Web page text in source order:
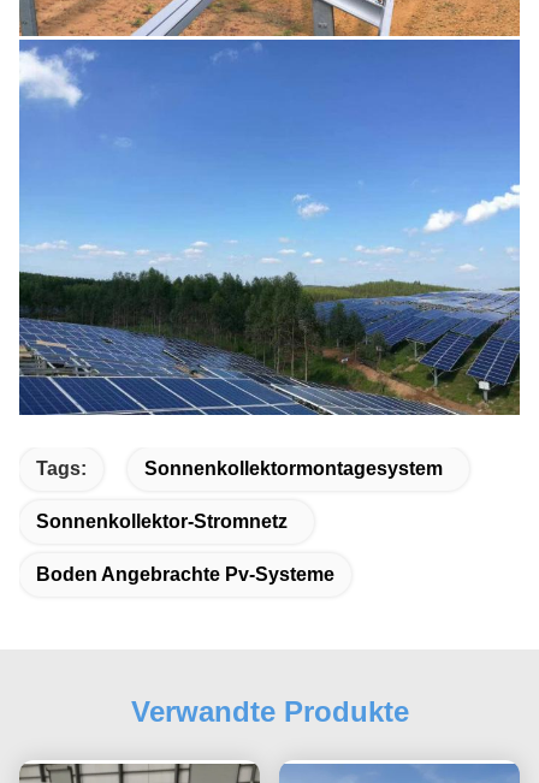
Tags: Sonnenkollektormontagesystem
Sonnenkollektor-Stromnetz
Boden Angebrachte Pv-Systeme
Verwandte Produkte